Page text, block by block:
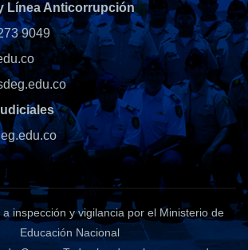
Línea Anticorrupción
9049
inspección y vigilancia por el Ministerio de
Educación Nacional